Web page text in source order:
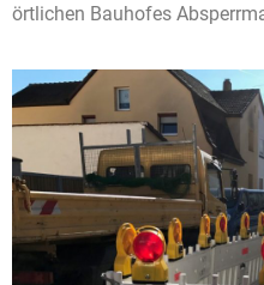
örtlichen Bauhofes